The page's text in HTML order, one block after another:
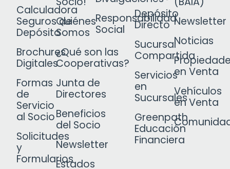
Calculadora
Seguros de
Depósito
Brochures
Digitales
Formas
de
Servicio
al Socio
Solicitudes
y
Formularios
Quiénes
Somos
¿Qué son las
Cooperativas?
Junta de
Directores
Beneficios
del Socio
Newsletter
Estados
Responsabilidad
Social
Depósito
Directo
Sucursal
Compartida
Servicios
en
Sucursales
Greenpath
Educación
Financiera
Newsletter
Noticias
en Venta
Vehículos
en Venta